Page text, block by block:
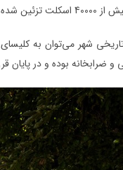
شده است.
و ضرابخانه بوده و در